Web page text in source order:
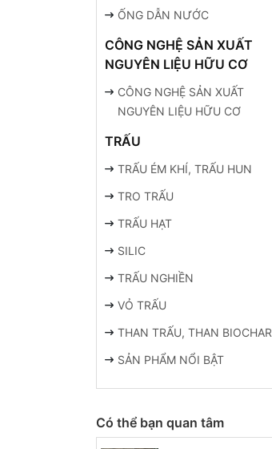
ỐNG DẪN NƯỚC
CÔNG NGHỆ SẢN XUẤT
NGUYÊN LIỆU HỮU CƠ
CÔNG NGHỆ SẢN XUẤT
NGUYÊN LIỆU HỮU CƠ
TRẤU
TRẤU ÉM KHÍ, TRẤU HUN
TRO TRẤU
TRẤU HẠT
SILIC
TRẤU NGHIỀN
VỎ TRẤU
THAN TRẤU, THAN BIOCHAR
SẢN PHẨM NỔI BẬT
Có thể bạn quan tâm